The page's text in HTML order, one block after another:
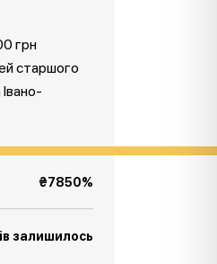
грн
старшого
₴7850%
залишилось